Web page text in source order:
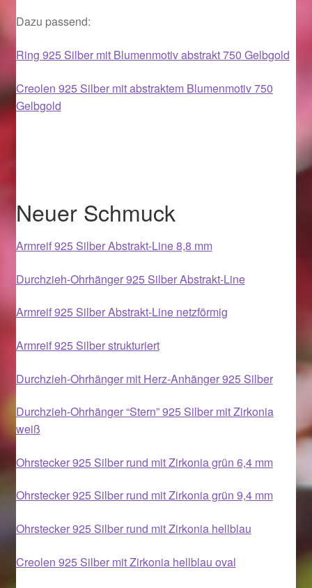
Impressum
Karneval 2015 – Schmuck zu Fasching & Co.
Karneval 2019 – Schmuck zu Fasching & Co.
Magisches und Festliches zu Halloween
Magisches und Festliches zu Halloween 2021
Magisches und Festliches zu Halloween 2022
Mein Konto
Logout
Ostergeschenke finden für Ostern 2015
Ostergeschenke finden für Ostern 2016
Ostergeschenke finden für Ostern 2017
Ostergeschenke finden für Ostern 2018
Dazu passend:
Ring 925 Silber mit Blumenmotiv abstrakt 750 Gelbgold
Creolen 925 Silber mit abstraktem Blumenmotiv 750
Gelbgold
Neuer Schmuck
Armreif 925 Silber Abstrakt-Line 8,8 mm
Durchzieh-Ohrhänger 925 Silber Abstrakt-Line
Armreif 925 Silber Abstrakt-Line netzförmig
Armreif 925 Silber strukturiert
Durchzieh-Ohrhänger mit Herz-Anhänger 925 Silber
Durchzieh-Ohrhänger “Stern” 925 Silber mit Zirkonia
weiß
Ohrstecker 925 Silber rund mit Zirkonia grün 6,4 mm
Ohrstecker 925 Silber rund mit Zirkonia grün 9,4 mm
Ohrstecker 925 Silber rund mit Zirkonia hellblau
Creolen 925 Silber mit Zirkonia hellblau oval